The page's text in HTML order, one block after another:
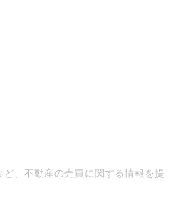
、不動産の売買に関する情報を提